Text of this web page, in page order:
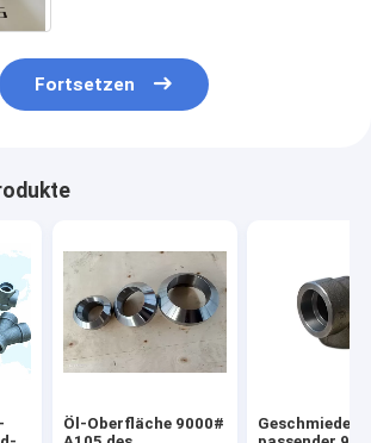
Fortsetzen
Öl-Oberfläche 9000#